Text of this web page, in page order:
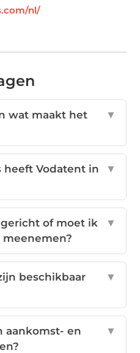
nl/
wat maakt het
▼
heeft Vodatent in
▼
of moet ik
▼
beschikbaar
▼
aankomst- en
▼